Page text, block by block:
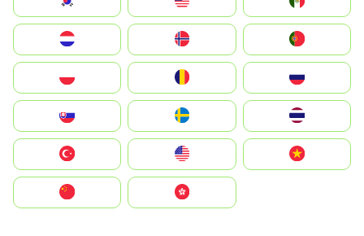
United States
中國香港特別行政區